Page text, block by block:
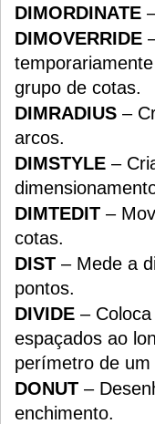
DIMORDINATE
DIMOVERRIDE
grupo de cotas.
DIMRADIUS –
arcos.
DIMSTYLE –
DIMTEDIT –
cotas.
DIST – Mede a
pontos.
DIVIDE –
espaçados ao
perímetro de um
DONUT –
enchimento.